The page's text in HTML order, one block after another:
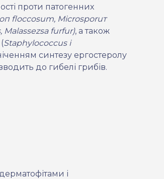
проти патогенних
floccosum, Місrоsроruт
, Malassezsa furfur), а також
Staphylococcusі
синтезу ергостеролу
до гибелі грибів.
і